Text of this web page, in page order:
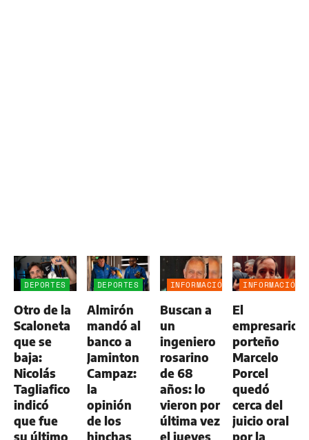
DEPORTES
Otro de la
Scaloneta
que se
baja:
Nicolás
Tagliafico
indicó
que fue
su último
DEPORTES
Almirón
mandó al
banco a
Jaminton
Campaz:
la
opinión
de los
hinchas
INFORMACIÓN
Buscan a
un
ingeniero
rosarino
de 68
años: lo
vieron por
última vez
el jueves
INFORMACIÓN
El
empresario
porteño
Marcelo
Porcel
quedó
cerca del
juicio oral
por la